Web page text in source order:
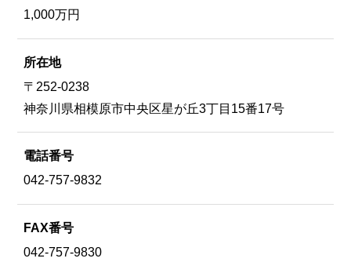
1,000万円
所在地
〒252-0238
神奈川県相模原市中央区星が丘3丁目15番17号
電話番号
042-757-9832
FAX番号
042-757-9830